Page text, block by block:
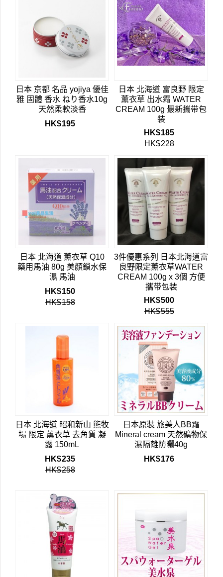
日本 京都 名品 yojiya 優佳
雅 固體 香水 ねり香水10g
天然柔軟淡香
HK$195
日本 北海道 富良野 限定
薰衣草 出水霜 WATER
CREAM 100g 最新攜带包
装
HK$185
HK$228
日本 北海道 薰衣草 Q10
藥用馬油 80g 美顏鎖水保
濕 馬油
HK$150
HK$158
3件優惠系列 日本北海道富
良野限定薰衣草WATER
CREAM 100g x 3個 方便
攜带包装
HK$500
HK$555
日本 北海道 昭和新山 熊牧
場 限定 薰衣草 去角質 凝
露 150mL
HK$235
HK$258
日本原裝 旅美人BB霜
Mineral cream 天然礦物保
濕隔離防曬40g
HK$176